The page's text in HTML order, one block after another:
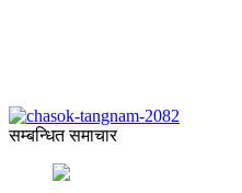
सम्बन्धित समाचार